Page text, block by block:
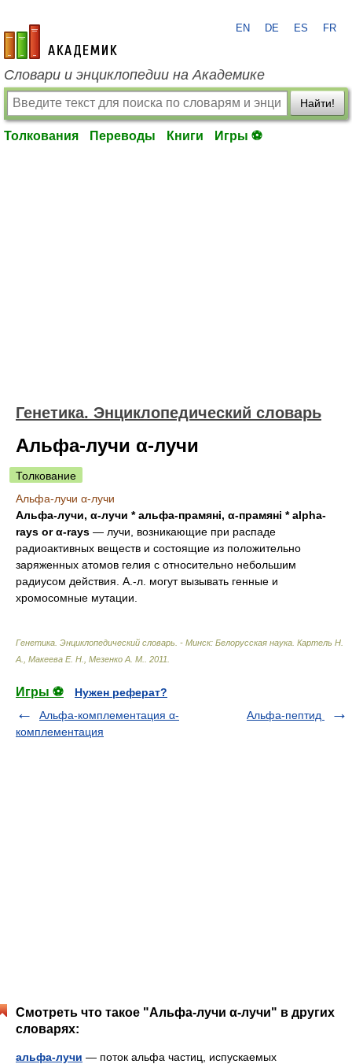
academic.ru
EN DE ES FR
Словари и энциклопедии на Академике
Найти!
Толкования Переводы Книги Игры ⚽
Генетика. Энциклопедический словарь
Альфа-лучи α-лучи
Толкование
Альфа-лучи α-лучи
Альфа-лучи, α-лучи * альфа-прамяні, α-прамяні * alpha-
rays or α-rays — лучи, возникающие при распаде
радиоактивных веществ и состоящие из положительно
заряженных атомов гелия с относительно небольшим
радиусом действия. А.-л. могут вызывать генные и
хромосомные мутации.
Генетика. Энциклопедический словарь. - Минск: Белорусская наука Картель Н.
А., Макеева Е. Н., Мезенко А. М.
2011
Игры ⚽
Нужен реферат?
Альфа-комплементация α-
комплементация
Альфа-пептид
Смотреть что такое "Альфа-лучи α-лучи" в других
словарях:
альфа-лучи — поток альфа частиц, испускаемых